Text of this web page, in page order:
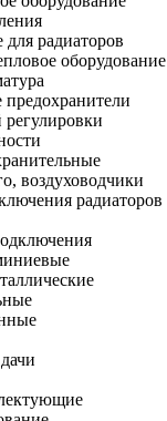
радиаторов
оборудование
воздуховодчики
радиаторов